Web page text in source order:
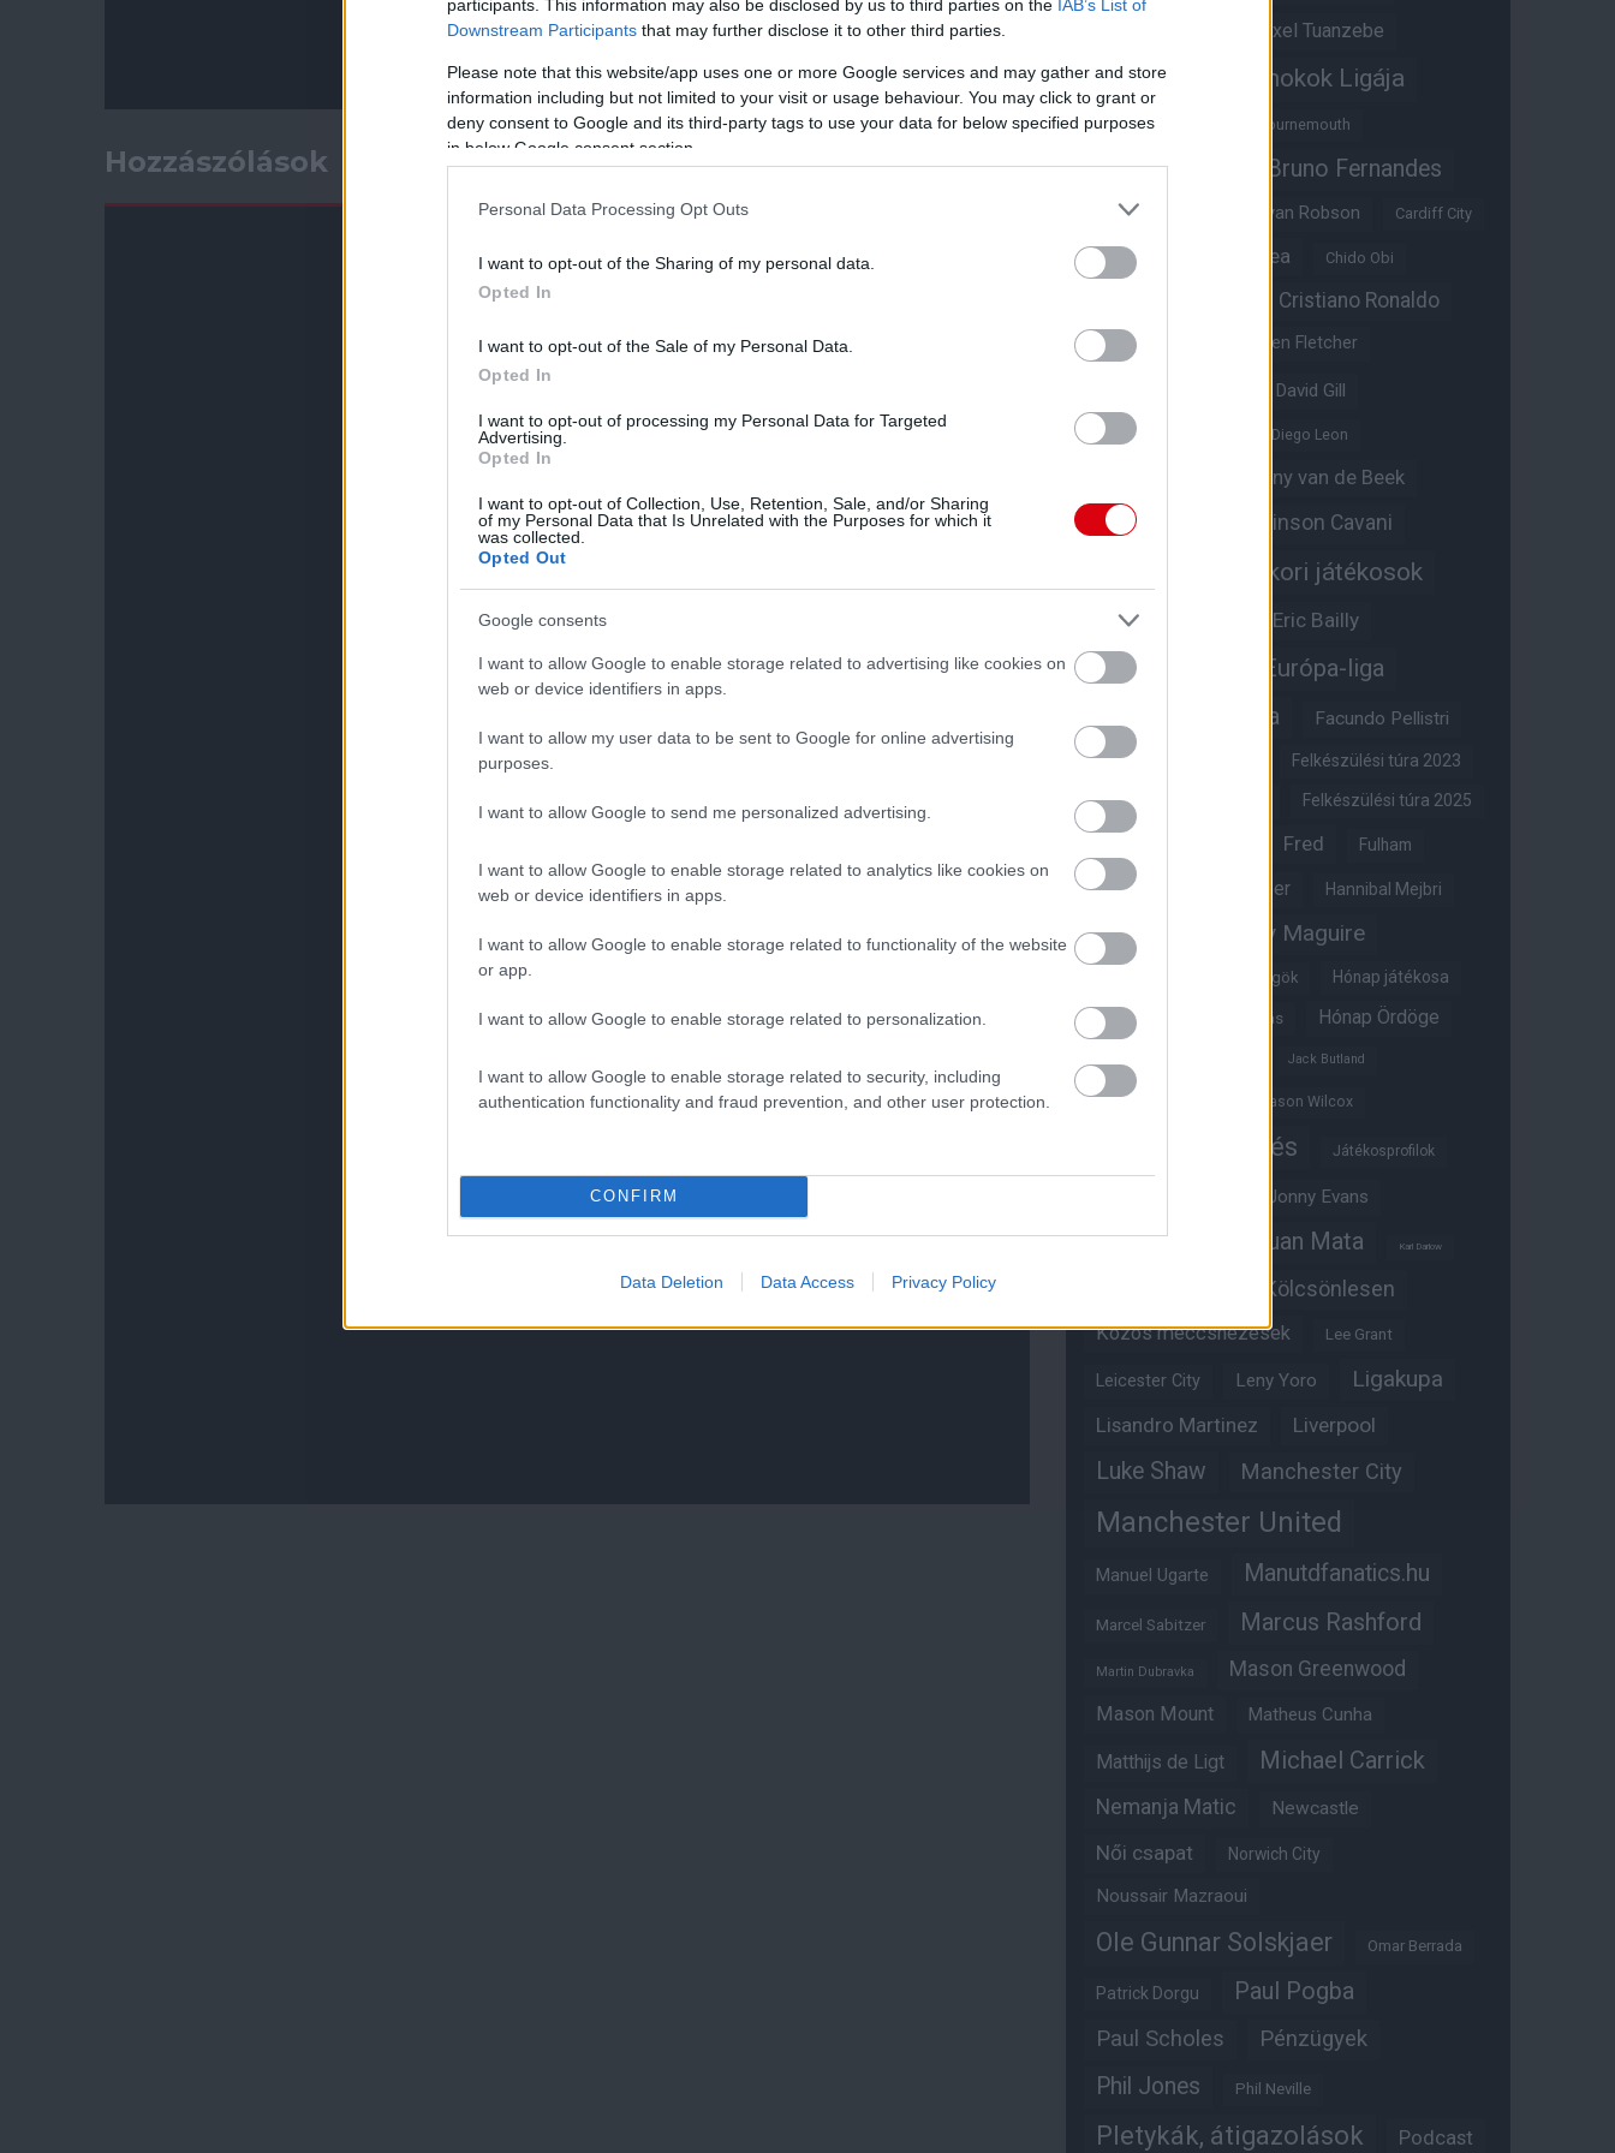
participants. This information may also be disclosed by us to third parties on the IAB’s List of
Downstream Participants that may further disclose it to other third parties.
Please note that this website/app uses one or more Google services and may gather and store
information including but not limited to your visit or usage behaviour. You may click to grant or
deny consent to Google and its third-party tags to use your data for below specified purposes
in below Google consent section.
Personal Data Processing Opt Outs
I want to opt-out of the Sharing of my personal data.
Opted In
I want to opt-out of the Sale of my Personal Data.
Opted In
I want to opt-out of processing my Personal Data for Targeted
Advertising.
Opted In
I want to opt-out of Collection, Use, Retention, Sale, and/or Sharing
of my Personal Data that Is Unrelated with the Purposes for which it
was collected.
Opted Out
Google consents
I want to allow Google to enable storage related to advertising like cookies on
web or device identifiers in apps.
I want to allow my user data to be sent to Google for online advertising
purposes.
I want to allow Google to send me personalized advertising.
I want to allow Google to enable storage related to analytics like cookies on
web or device identifiers in apps.
I want to allow Google to enable storage related to functionality of the website
or app.
I want to allow Google to enable storage related to personalization.
I want to allow Google to enable storage related to security, including
authentication functionality and fraud prevention, and other user protection.
CONFIRM
Data Deletion Data Access Privacy Policy
Hozzászólások
Axel Tuanzebe
Ayden Heaven Bajnokok Ligája
Benjamin Sesko Bournemouth
Brandon Williams Bruno Fernandes
Bryan Mbeumo Bryan Robson Cardiff City
Casemiro Chelsea Chido Obi
Cristiano Ronaldo
Crystal Palace Darren Fletcher
David Gill
Dean Henderson Diego Leon
Donny van de Beek
Ed Woodward
Edinson Cavani
Egykori játékosok
Érdekességek Eric Bailly
Erik ten Hag Európa-liga
FA-kupa Facundo Pellistri
Felkészülési túra 2022 Felkészülési túra 2023
Felkészülési túra 2024 Felkészülési túra 2025
Fred Fulham
Gary Neville Glazer Hannibal Mejbri
Harry Amass Harry Maguire
Híres magyar Vörös Ördögök Hónap játékosa
Hónap legjobbja szavazás Hónap Ördöge
Jack Butland
Jadon Sancho Jason Wilcox
Játékosértékelés Játékosprofilok
Jonny Evans
Juan Mata Karl Darlow
Kölcsönlesen
Közös meccsnézések Lee Grant
Leicester City Leny Yoro Ligakupa
Lisandro Martinez Liverpool
Luke Shaw Manchester City
Manchester United
Manuel Ugarte Manutdfanatics.hu
Marcel Sabitzer Marcus Rashford
Martin Dubravka Mason Greenwood
Mason Mount Matheus Cunha
Matthijs de Ligt Michael Carrick
Nemanja Matic Newcastle
Női csapat Norwich City
Noussair Mazraoui
Ole Gunnar Solskjaer Omar Berrada
Patrick Dorgu Paul Pogba
Paul Scholes Pénzügyek
Phil Jones Phil Neville
Pletykák, átigazolások Podcast